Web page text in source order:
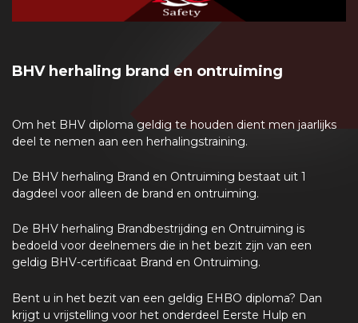
BHV herhaling brand en ontruiming
Om het BHV diploma geldig te houden dient men jaarlijks
deel te nemen aan een herhalingstraining.
De BHV herhaling Brand en Ontruiming bestaat uit 1
dagdeel voor alleen de brand en ontruiming.
De BHV herhaling Brandbestrijding en Ontruiming is
bedoeld voor deelnemers die in het bezit zijn van een
geldig BHV-certificaat Brand en Ontruiming.
Bent u in het bezit van een geldig EHBO diploma? Dan
krijgt u vrijstelling voor het onderdeel Eerste Hulp en